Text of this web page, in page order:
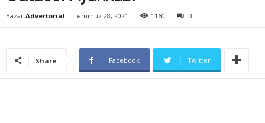
Yazar Advertorial - Temmuz 28, 2021 1160 0
Share Facebook Twitter